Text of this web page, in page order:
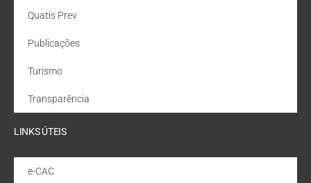
Quatis Prev
Publicações
Turismo
Transparência
LINKS ÚTEIS
e-CAC